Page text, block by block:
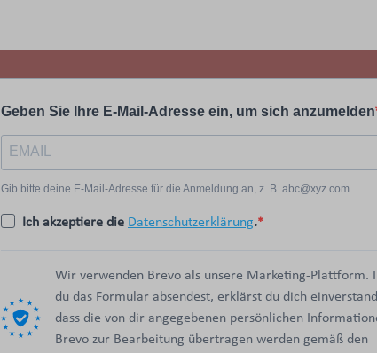
Geben Sie Ihre E-Mail-Adresse ein, um sich anzumelden
Gib bitte deine E-Mail-Adresse für die Anmeldung an, z. B. abc@xyz.com.
Ich akzeptiere die Datenschutzerklärung.
Wir verwenden Brevo als unsere Marketing-Plattform.
du das Formular absendest, erklärst du dich
dass die von dir angegebenen persönlichen
Brevo zur Bearbeitung übertragen werden gemäß den